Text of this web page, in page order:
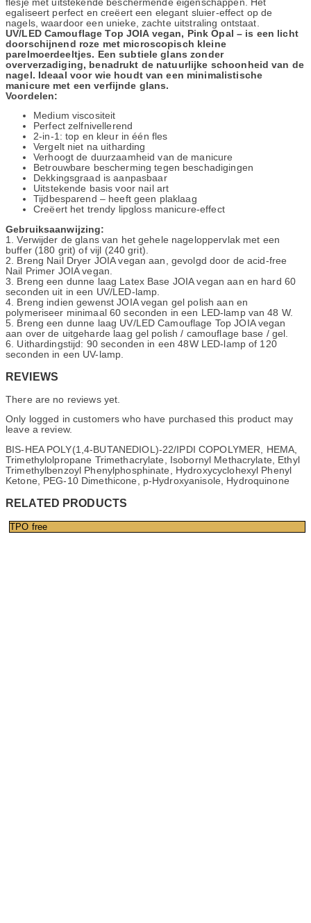
flesje met uitstekende beschermende eigenschappen. Het
egaliseert perfect en creëert een elegant sluier-effect op de
nagels, waardoor een unieke, zachte uitstraling ontstaat.
UV/LED Camouflage Top JOIA vegan, Pink Opal – is een licht
doorschijnend roze met microscopisch kleine
parelmoerdeeltjes. Een subtiele glans zonder
oververzadiging, benadrukt de natuurlijke schoonheid van de
nagel. Ideaal voor wie houdt van een minimalistische
manicure met een verfijnde glans.
Voordelen:
Medium viscositeit
Perfect zelfnivellerend
2-in-1: top en kleur in één fles
Vergelt niet na uitharding
Verhoogt de duurzaamheid van de manicure
Betrouwbare bescherming tegen beschadigingen
Dekkingsgraad is aanpasbaar
Uitstekende basis voor nail art
Tijdbesparend – heeft geen plaklaag
Creëert het trendy lipgloss manicure-effect
Gebruiksaanwijzing:
1. Verwijder de glans van het gehele nageloppervlak met een
buffer (180 grit) of vijl (240 grit).
2. Breng Nail Dryer JOIA vegan aan, gevolgd door de acid-free
Nail Primer JOIA vegan.
3. Breng een dunne laag Latex Base JOIA vegan aan en hard 60
seconden uit in een UV/LED-lamp.
4. Breng indien gewenst JOIA vegan gel polish aan en
polymeriseer minimaal 60 seconden in een LED-lamp van 48 W.
5. Breng een dunne laag UV/LED Camouflage Top JOIA vegan
aan over de uitgeharde laag gel polish / camouflage base / gel.
6. Uithardingstijd: 90 seconden in een 48W LED-lamp of 120
seconden in een UV-lamp.
REVIEWS
There are no reviews yet.
Only logged in customers who have purchased this product may
leave a review.
BIS-HEA POLY(1,4-BUTANEDIOL)-22/IPDI COPOLYMER, HEMA,
Trimethylolpropane Trimethacrylate, Isobornyl Methacrylate, Ethyl
Trimethylbenzoyl Phenylphosphinate, Hydroxycyclohexyl Phenyl
Ketone, PEG-10 Dimethicone, p-Hydroxyanisole, Hydroquinone
RELATED PRODUCTS
TPO free